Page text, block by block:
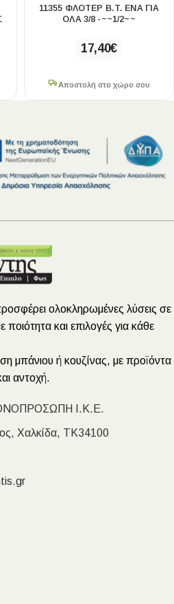
11355 ΦΛΟΤΈΡ B.T. ΈΝΑ ΓΙΑ
ΌΛΑ 3/8 -~~1/2~~
17,40€
Αποστολή στο χώρο σου
ολοκληρωμένες λύσεις σε
ποιότητα και επιλογές για κάθε
μπάνιου ή κουζίνας, με προϊόντα
αντοχή.
Ι.Κ.Ε.
Χαλκίδα, ΤΚ34100